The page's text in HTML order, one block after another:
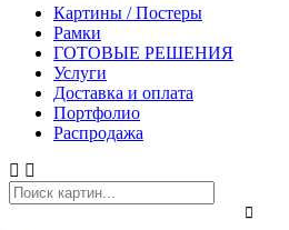
Картины / Постеры
Рамки
ГОТОВЫЕ РЕШЕНИЯ
Услуги
Доставка и оплата
Портфолио
Распродажа